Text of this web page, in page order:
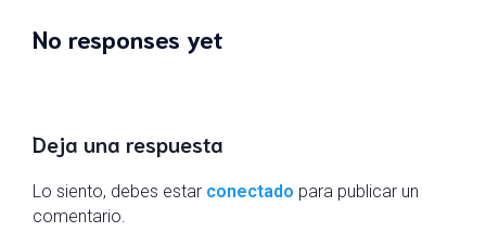
No responses yet
Deja una respuesta
Lo siento, debes estar conectado para publicar un
comentario.